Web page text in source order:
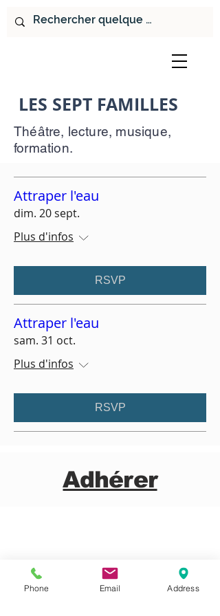
LES SEPT FAMILLES
Théâtre, lecture, musique,
formation.
Attraper l'eau
dim. 20 sept.
Plus d'infos
RSVP
Attraper l'eau
sam. 31 oct.
Plus d'infos
RSVP
Adhérer
Phone Email Address